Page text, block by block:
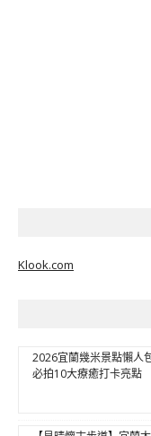
Klook.com
2026宜蘭幾米景點懶人
必拍10大療癒打卡亮點